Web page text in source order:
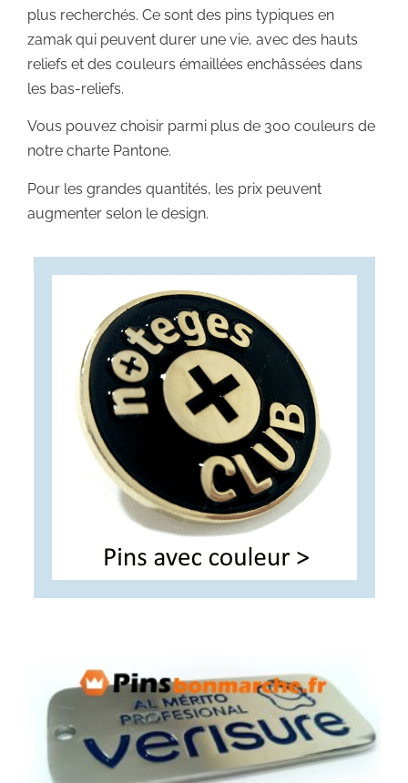
plus recherchés. Ce sont des pins typiques en
zamak qui peuvent durer une vie, avec des hauts
reliefs et des couleurs émaillées enchâssées dans
les bas-reliefs.
Vous pouvez choisir parmi plus de 300 couleurs de
notre charte Pantone.
Pour les grandes quantités, les prix peuvent
augmenter selon le design.